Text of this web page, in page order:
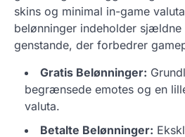
skins og minimal in-game
belønninger indeholder sjældne
genstande, der forbedrer
Gratis Belønninger:
begrænsede emotes og en
valuta.
Betalte Belønninger: